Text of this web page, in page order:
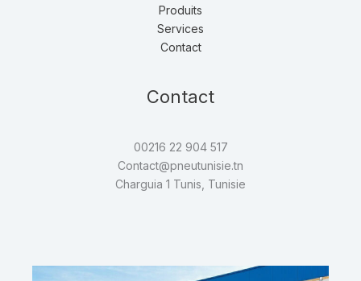
Produits
Services
Contact
Contact
00216 22 904 517
Contact@pneutunisie.tn
Charguia 1 Tunis, Tunisie